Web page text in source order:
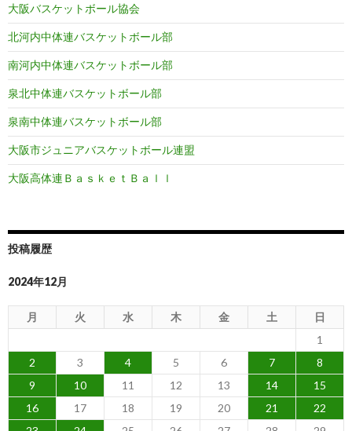
大阪バスケットボール協会
北河内中体連バスケットボール部
南河内中体連バスケットボール部
泉北中体連バスケットボール部
泉南中体連バスケットボール部
大阪市ジュニアバスケットボール連盟
大阪高体連ＢａｓｋｅｔＢａｌｌ
投稿履歴
2024年12月
月 火 水 木 金 土
日
1
2
3 4 5 6 7
8
9
10 11 12 13 14
15
16
17 18 19 20 21
22